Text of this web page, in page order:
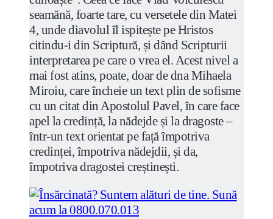
seamănă, foarte tare, cu versetele din Matei
4, unde diavolul îl ispitește pe Hristos
citindu-i din Scriptură, și dând Scripturii
interpretarea pe care o vrea el. Acest nivel a
mai fost atins, poate, doar de dna Mihaela
Miroiu, care încheie un text plin de sofisme
cu un citat din Apostolul Pavel, în care face
apel la credință, la nădejde și la dragoste –
într-un text orientat pe față împotriva
credinței, împotriva nădejdii, și da,
împotriva dragostei creștinești.